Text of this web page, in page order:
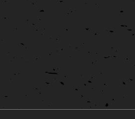
Ty-Plad de Penhors L'équipe de Ty-
la plage de Penhors dans le Finistère,